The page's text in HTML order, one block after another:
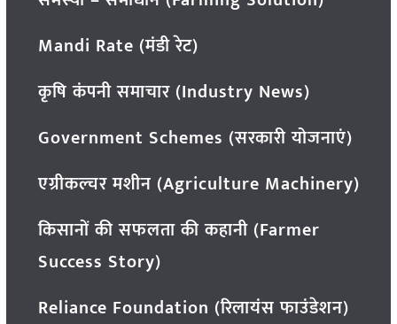
Mandi Rate (मंडी रेट)
कृषि कंपनी समाचार (Industry News)
Government Schemes (सरकारी योजनाएं)
एग्रीकल्चर मशीन (Agriculture Machinery)
किसानों की सफलता की कहानी (Farmer
Success Story)
Reliance Foundation (रिलायंस फाउंडेशन)